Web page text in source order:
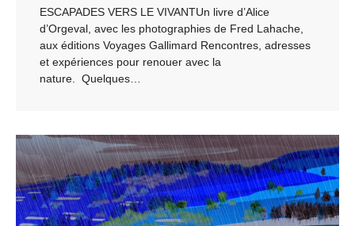
ESCAPADES VERS LE VIVANTUn livre d’Alice
d’Orgeval, avec les photographies de Fred Lahache,
aux éditions Voyages Gallimard Rencontres, adresses
et expériences pour renouer avec la
nature. Quelques…